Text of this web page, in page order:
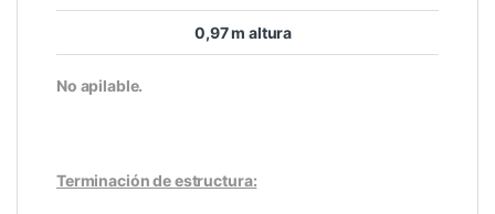
0,97 m altura
No apilable.
Terminación de estructura: